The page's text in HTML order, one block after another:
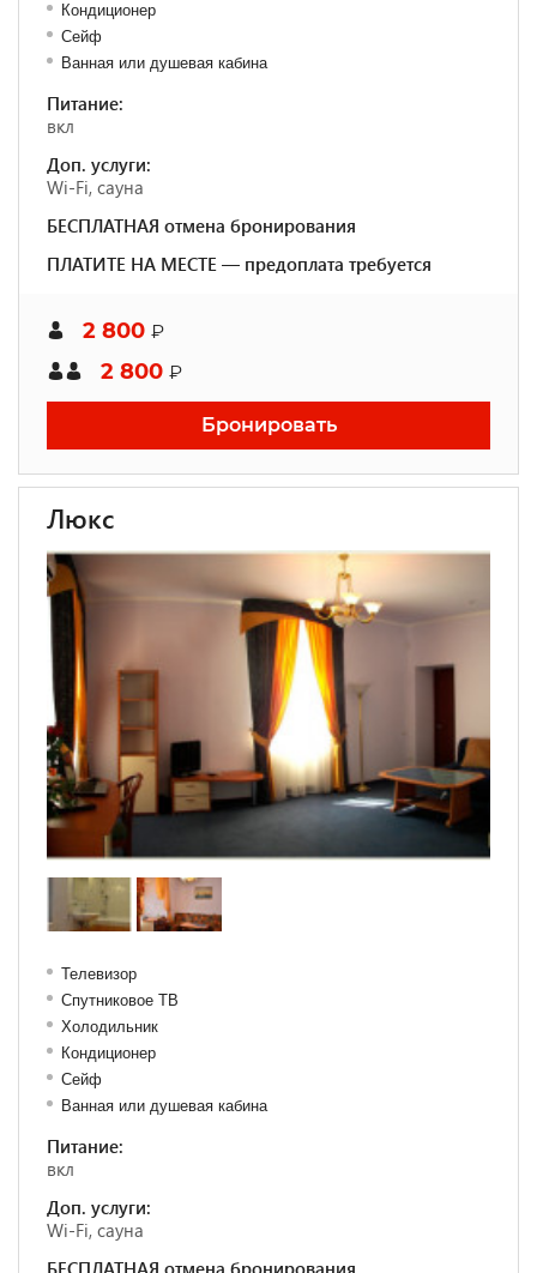
Кондиционер
Сейф
Ванная или душевая кабина
Питание:
вкл
Доп. услуги:
Wi-Fi, сауна
БЕСПЛАТНАЯ отмена бронирования
ПЛАТИТЕ НА МЕСТЕ — предоплата требуется
2 800 ₽
2 800 ₽
Бронировать
Люкс
Телевизор
Спутниковое ТВ
Холодильник
Кондиционер
Сейф
Ванная или душевая кабина
Питание:
вкл
Доп. услуги:
Wi-Fi, сауна
БЕСПЛАТНАЯ отмена бронирования